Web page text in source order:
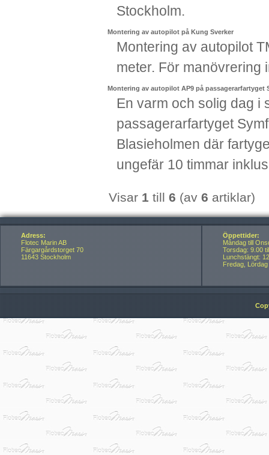
Stockholm.
Montering av autopilot på Kung Sverker
Montering av autopilot
meter. För manövrering
Montering av autopilot AP9 på passagerarfartyget
En varm och solig dag i
passagerarfartyget
Blasieholmen där
ungefär 10 timmar
Visar 1 till 6 (av 6 artiklar)
Adress:
Flotec Marin AB
Färgargårdstorget 70
11643 Stockholm
Öppettider:
Måndag till
Torsdag: 9.00
Lunchstängt:
Fredag,